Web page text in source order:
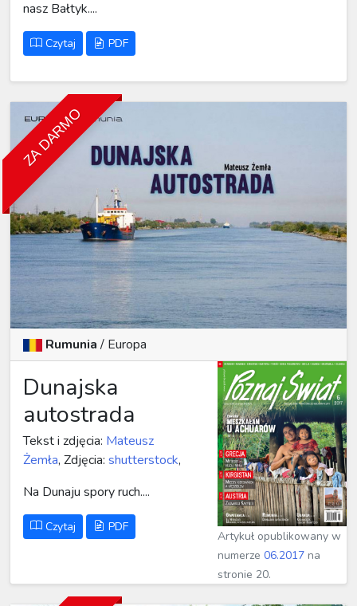
nasz Bałtyk....
Czytaj PDF
ZA DARMO
Rumunia/ Europa
Dunajska
autostrada
Tekst i zdjęcia: Mateusz
Żemła, Zdjęcia: shutterstock,
Na Dunaju spory ruch....
Czytaj PDF
Artykuł opublikowany w
numerze06.2017 na
stronie 20.